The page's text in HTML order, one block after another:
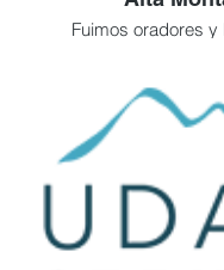
Fuimos oradores
en la base del